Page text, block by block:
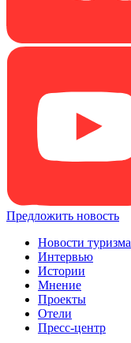
Предложить новость
Новости туризма
Интервью
Истории
Мнение
Проекты
Отели
Пресс-центр